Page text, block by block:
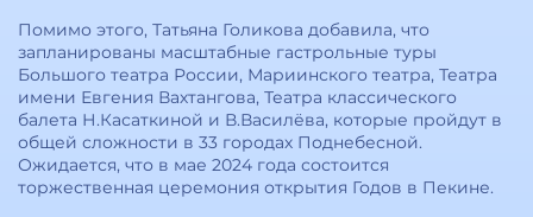
Помимо этого, Татьяна Голикова добавила, что
запланированы масштабные гастрольные туры
Большого театра России, Мариинского театра, Театра
имени Евгения Вахтангова, Театра классического
балета Н.Касаткиной и В.Василёва, которые пройдут в
общей сложности в 33 городах Поднебесной.
Ожидается, что в мае 2024 года состоится
торжественная церемония открытия Годов в Пекине.